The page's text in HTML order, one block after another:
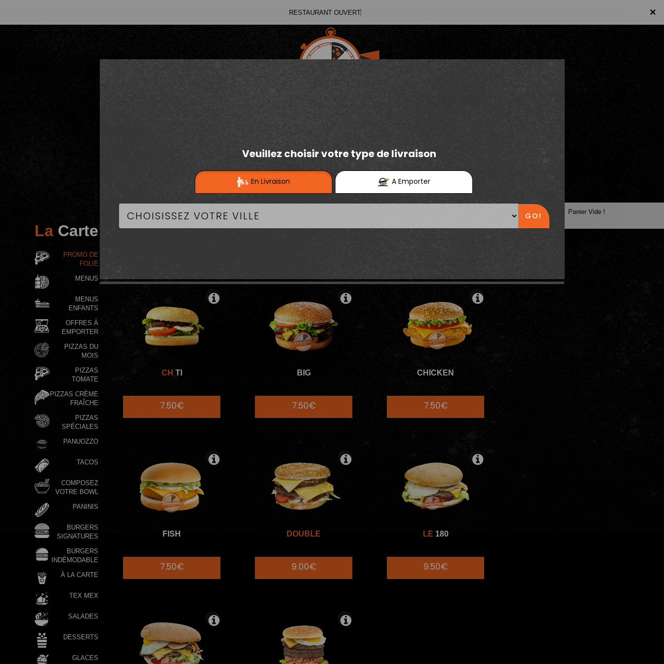
×
RESTA ×
La Carte
PROMO DE
FOLIE
MENUS
MENUS
ENFANTS
OFFRES À
EMPORTER
PIZZAS DU
MOIS
PIZZAS
TOMATE
PIZZAS CRÈME
FRAÎCHE
PIZZAS
SPÉCIALES
PANUOZZO
TACOS
COMPOSEZ
VOTRE BOWL
PANINIS
BURGERS
SIGNATURES
BURGERS
INDÉMODABLE
À LA CARTE
TEX MEX
SALADES
DESSERTS
GLACES
BURGERS INDÉMODABLE
CH TI
7.50€
BIG
7.50€
CHICKEN
7.50€
FISH
7.50€
DOUBLE
9.00€
LE 180
9.50€
Panier Vide !